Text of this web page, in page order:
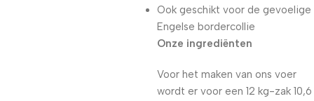
Ook geschikt voor de gevoelige
Engelse bordercollie
Onze ingrediënten
Voor het maken van ons voer
wordt er voor een 12 kg-zak 10,6